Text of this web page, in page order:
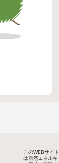
このWEBサイト
は自然エネルギ